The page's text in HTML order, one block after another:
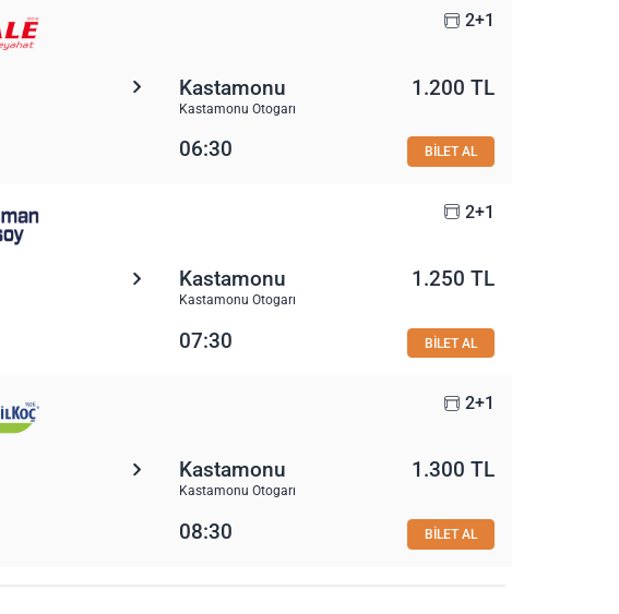
2+1
Kastamonu
Kastamonu Otogarı
1.200 TL
06:30 BİLET AL
2+1
Kastamonu
Kastamonu Otogarı
1.250 TL
07:30 BİLET AL
2+1
Kastamonu
Kastamonu Otogarı
1.300 TL
08:30 BİLET AL